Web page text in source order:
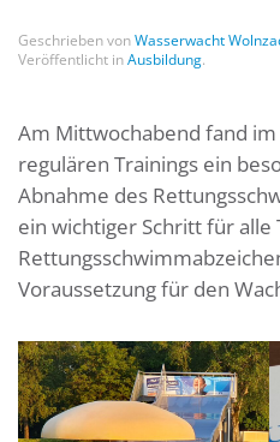
Geschrieben vonWasserwacht
Veröffentlicht inAusbildung.
Am Mittwochabend fand
regulären Trainings ein
Abnahme des
ein wichtiger Schritt für alle
Voraussetzung für den